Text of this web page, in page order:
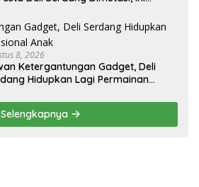
8, 2026
Ketergantungan Gadget, Deli
Hidupkan Lagi Permainan
Selengkapnya